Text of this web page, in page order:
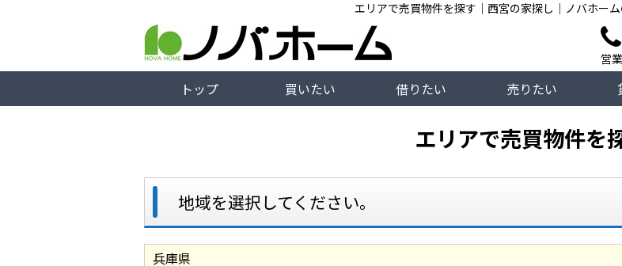
エリアで売買物件を探す｜西宮の家探し｜ノバホー
営
トップ 買いたい 借りたい 売りたい
エリアで売買物件を
地域を選択してください。
兵庫県